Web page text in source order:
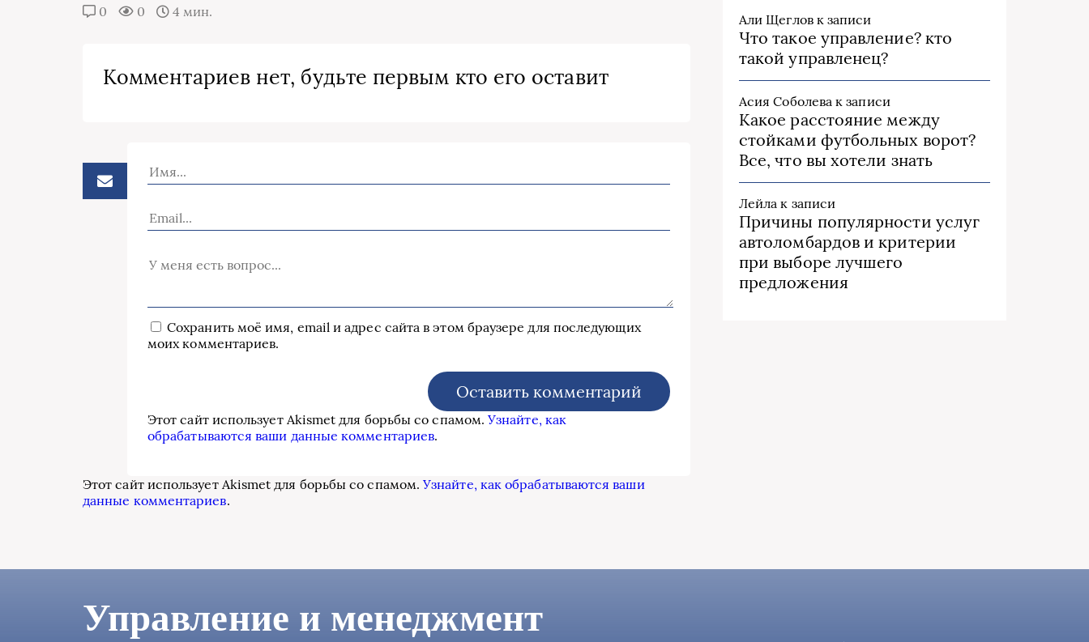
0 0 4 мин.
Комментариев нет, будьте первым кто его оставит
Сохранить моё имя, email и адрес сайта в этом браузере для последующих
моих комментариев.
Этот сайт использует Akismet для борьбы со спамом.Узнайте, как
обрабатываются ваши данные комментариев.
Этот сайт использует Akismet для борьбы со спамом.Узнайте, как обрабатываются ваши
данные комментариев.
Али Щегловк записи
Что такое управление? кто
такой управленец?
Асия Соболева к записи
Какое расстояние между
стойками футбольных ворот?
Все, что вы хотели знать
Лейла к записи
Причины популярности услуг
автоломбардов и критерии
при выборе лучшего
предложения
Управление и менеджмент